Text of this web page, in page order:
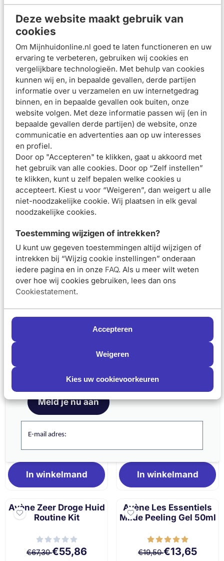
Deze website maakt gebruik van
cookies
Om Mijnhuidonline.nl goed te laten functioneren en uw
ervaring te verbeteren, gebruiken wij cookies en
vergelijkbare technologieën. Met behulp van cookies
kunnen wij en, in bepaalde gevallen, derde partijen
informatie over u verzamelen en uw internetgedrag
binnen, en in bepaalde gevallen ook buiten, onze
website volgen. Met deze informatie passen wij (en in
bepaalde gevallen derde partijen) de website, onze
communicatie en advertenties aan op uw interesses
en profiel.
Door op "Accepteren" te klikken, gaat u akkoord met
het gebruik van alle cookies. Door op “Zelf instellen”
te klikken, kunt u zelf bepalen welke cookies u
accepteert. Kiest u voor “Weigeren”, dan weigert u alle
niet-noodzakelijke cookie. Wij plaatsen in elk geval
noodzakelijke cookies.
Toestemming wijzigen of intrekken?
U kunt uw gegeven toestemmingen altijd wijzigen of
intrekken bij “Wijzig cookie instellingen” onderaan
iedere pagina en in onze FAQ. Als u meer wilt weten
over hoe wij cookies gebruiken, lees dan ons
Cookiestatement.
Accepteren
Weigeren
Kies uw cookievoorkeuren
Schrijf je nu in en ontvang onze nieuwsbrief
en ontvang 5% korting op je eerste bestelling
Meld je nu aan
E-mail adres:
Micellair reinigingswater 400 ml bevat 87% gerecycled
materiaal. Het flesje is gemaakt van 100% gerecycled
plastic****. * Evaluatieonderzoek van de resterende
hoeveelheid microdeeltjes na één enkele toepassing bij 22
proefpersonen ** de opperlagen van de huid *** In één
centrum uitgevoerd onderzoek bij 32 proefpersonen met
een gevoelige huid en gevoelige ogen, met tweemaal daags
aanbrengen op gezicht, ogen, lippen en décolleté **** dop
niet meegerekend
VERWIJDERT MAKE-UP, VERFRIST EN REINIGT op milde
wijze
HYDRATEERT* dankzij glycerine en trehalose
BEHOUDT het natuurlijke evenwicht van de huid
Gebruiksadvies
Breng aan met een wattenschijfje. Niet afspoelen.
Samenstelling
Beoordelingen (
)
Aanbevolen artikelen voor Avène Les Essentiels
Micellair Reinigingswater 400ml
Avène Vochtarme en
Droge Huid Routine Kit
Van 50,40 voor 41,83
Avène Kalmerende
Tonic gevoelige
Avène Les Essentiels
Oogmake-up Remover
In winkelmand
Avène Les Essentiels
Reinigingsmelk 200ml
In winkelmand
Avène Zeer Droge Huid
Routine Kit
Van 67,30 voor 55,86
€67,30€55,86
Avène Les Essentiels
Milde Peeling Gel 50ml
Van 19,50 voor
€19,50€13,65